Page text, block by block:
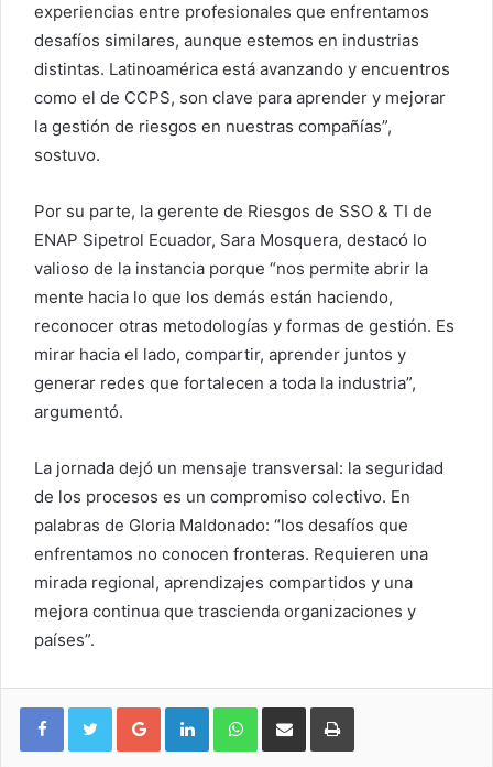
experiencias entre profesionales que enfrentamos
desafíos similares, aunque estemos en industrias
distintas. Latinoamérica está avanzando y encuentros
como el de CCPS, son clave para aprender y mejorar
la gestión de riesgos en nuestras compañías”,
sostuvo.
Por su parte, la gerente de Riesgos de SSO & TI de
ENAP Sipetrol Ecuador, Sara Mosquera, destacó lo
valioso de la instancia porque “nos permite abrir la
mente hacia lo que los demás están haciendo,
reconocer otras metodologías y formas de gestión. Es
mirar hacia el lado, compartir, aprender juntos y
generar redes que fortalecen a toda la industria”,
argumentó.
La jornada dejó un mensaje transversal: la seguridad
de los procesos es un compromiso colectivo. En
palabras de Gloria Maldonado: “los desafíos que
enfrentamos no conocen fronteras. Requieren una
mirada regional, aprendizajes compartidos y una
mejora continua que trascienda organizaciones y
países”.
Google+ LinkedIn WhatsApp